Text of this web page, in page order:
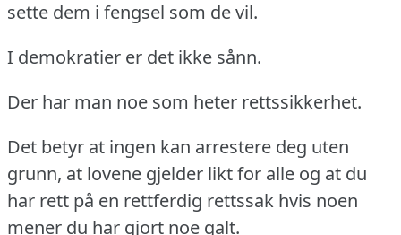
sette dem i fengsel som de vil.
I demokratier er det ikke sånn.
Der har man noe som heter rettssikkerhet.
Det betyr at ingen kan arrestere deg uten
grunn, at lovene gjelder likt for alle og at du
har rett på en rettferdig rettssak hvis noen
mener du har gjort noe galt.